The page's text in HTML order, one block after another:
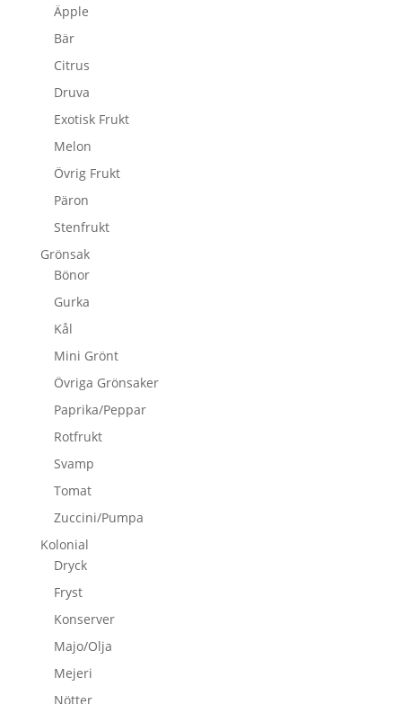
Äpple
Bär
Citrus
Druva
Exotisk Frukt
Melon
Övrig Frukt
Päron
Stenfrukt
Grönsak
Bönor
Gurka
Kål
Mini Grönt
Övriga Grönsaker
Paprika/Peppar
Rotfrukt
Svamp
Tomat
Zuccini/Pumpa
Kolonial
Dryck
Fryst
Konserver
Majo/Olja
Mejeri
Nötter